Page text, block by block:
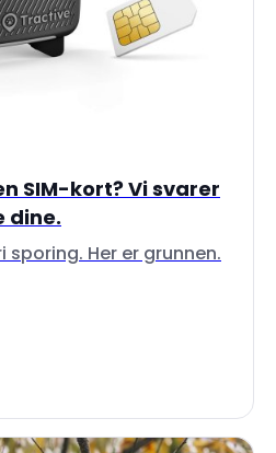
SIM-kort? Vi svarer
dine.
Her er grunnen.